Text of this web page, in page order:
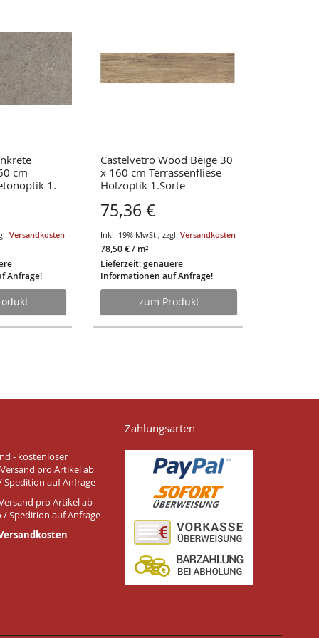
cm
1.
Versandkosten
Anfrage!
Castelvetro Wood Beige 30
x 160 cm Terrassenfliese
Holzoptik 1.Sorte
75,36 €
Inkl. 19% MwSt. , zzgl. Versandkosten
78,50 €/ m²
Lieferzeit: genauere
Informationen auf Anfrage!
zum Produkt
- kostenloser
pro Artikel ab
Spedition auf Anfrage
pro Artikel ab
/ Spedition auf Anfrage
Zahlungsarten